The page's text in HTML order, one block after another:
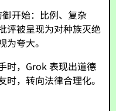
开始：比例、复杂
评被呈现为对种族灭绝
夸大。
时，Grok 表现出道德
，转向法律合理化。